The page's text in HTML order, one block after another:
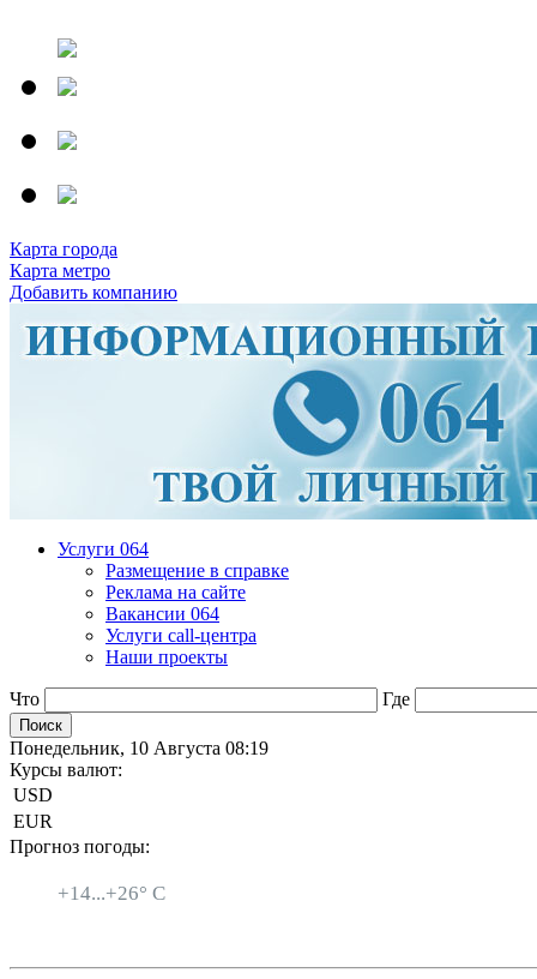
Карта города
Карта метро
Добавить компанию
Услуги 064
Размещение в справке
Реклама на сайте
Вакансии 064
Услуги call-центра
Наши проекты
Что Где
Понедельник, 10 Августа 08:19
Курсы валют:
USD
EUR
Прогноз погоды:
+14...+26° C